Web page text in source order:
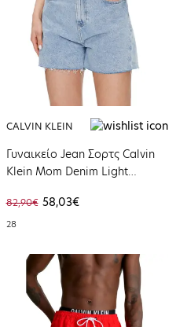
CALVIN KLEIN
Γυναικείο Jean Σορτς Calvin
Klein Mom Denim Light
82,90€ 58,03€
28